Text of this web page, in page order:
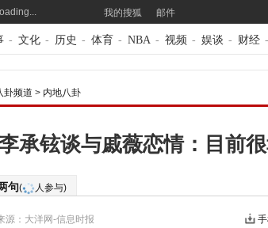
loading... 我的搜狐 邮件
- 文化 - 历史 - 体育 - NBA - 视频 - 娱谈 - 财经 -
卦频道 > 内地八卦
承铉谈与戚薇恋情：目前
句( 人参与)
源： 大洋网-信息时报